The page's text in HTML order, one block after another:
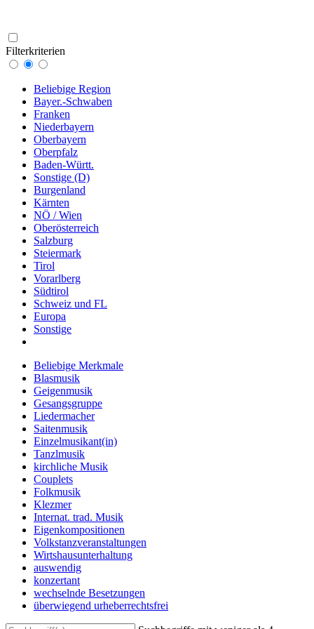
Filterkriterien
Beliebige Region
Bayer.-Schwaben
Franken
Niederbayern
Oberbayern
Oberpfalz
Baden-Württ.
Sonstige (D)
Burgenland
Kärnten
NÖ / Wien
Oberösterreich
Salzburg
Steiermark
Tirol
Vorarlberg
Südtirol
Schweiz und FL
Europa
Sonstige
Beliebige Merkmale
Blasmusik
Geigenmusik
Gesangsgruppe
Liedermacher
Saitenmusik
Einzelmusikant(in)
Tanzlmusik
kirchliche Musik
Couplets
Folkmusik
Klezmer
Internat. trad. Musik
Eigenkompositionen
Volkstanzveranstaltungen
Wirtshausunterhaltung
auswendig
konzertant
wechselnde Besetzungen
überwiegend urheberrechtsfrei